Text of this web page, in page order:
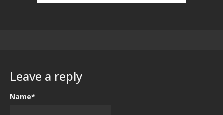
Leave a reply
Name*